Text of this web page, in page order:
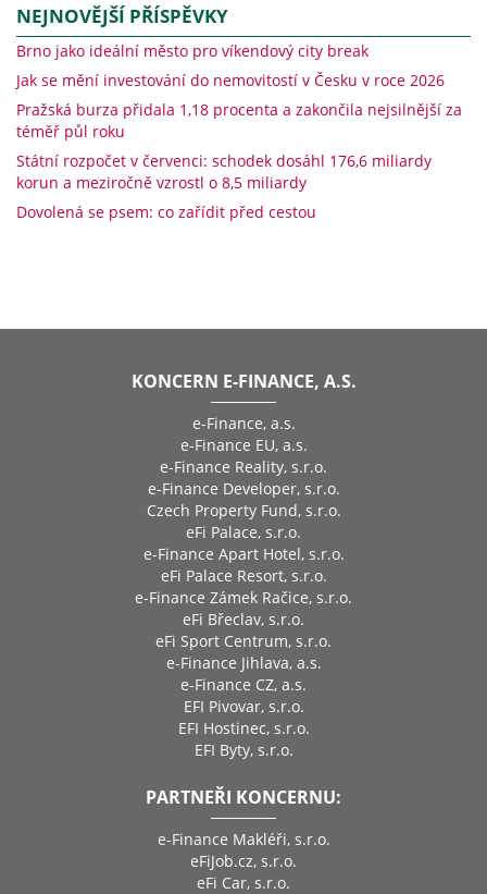
NEJNOVĚJŠÍ PŘÍSPĚVKY
Brno jako ideální město pro víkendový city break
Jak se mění investování do nemovitostí v Česku v roce 2026
Pražská burza přidala 1,18 procenta a zakončila nejsilnější za
téměř půl roku
Státní rozpočet v červenci: schodek dosáhl 176,6 miliardy
korun a meziročně vzrostl o 8,5 miliardy
Dovolená se psem: co zařídit před cestou
KONCERN E-FINANCE, A.S.
e-Finance, a.s.
e-Finance EU, a.s.
e-Finance Reality, s.r.o.
e-Finance Developer, s.r.o.
Czech Property Fund, s.r.o.
eFi Palace, s.r.o.
e-Finance Apart Hotel, s.r.o.
eFi Palace Resort, s.r.o.
e-Finance Zámek Račice, s.r.o.
eFi Břeclav, s.r.o.
eFi Sport Centrum, s.r.o.
e-Finance Jihlava, a.s.
e-Finance CZ, a.s.
EFI Pivovar, s.r.o.
EFI Hostinec, s.r.o.
EFI Byty, s.r.o.
PARTNEŘI KONCERNU:
e-Finance Makléři, s.r.o.
eFiJob.cz, s.r.o.
eFi Car, s.r.o.